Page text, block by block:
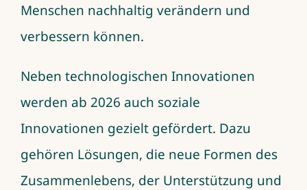
Menschen nachhaltig verändern und
verbessern können.
Neben technologischen Innovationen
werden ab 2026 auch soziale
Innovationen gezielt gefördert. Dazu
gehören Lösungen, die neue Formen des
Zusammenlebens, der Unterstützung und